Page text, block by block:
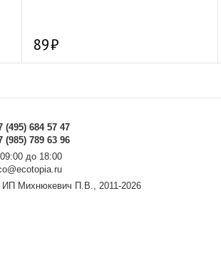
89
(495) 684 57 47
(985) 789 63 96
до 18:00
Михнюкевич П.В., 2011-2026